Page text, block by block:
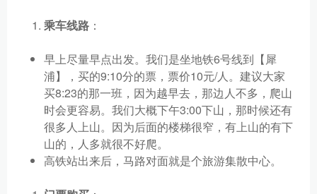
乘车线路 ：
早上尽量早点出发。我们是坐地铁6号线到【犀
浦】，买的9:10分的票，票价10元/人。建议大家
买8:23的那一班，因为越早去，那边人不多，爬山
时会更容易。我们大概下午3:00下山，那时候还有
很多人上山。因为后面的楼梯很窄，有上山的有下
山的，人多就很不好爬。
高铁站出来后，马路对面就是个旅游集散中心。